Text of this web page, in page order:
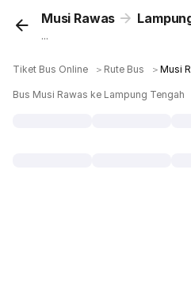
Musi Rawas
...
Tiket Bus Online ＞ Rute Bus ＞Musi
Bus Musi Rawas ke Lampung Tengah